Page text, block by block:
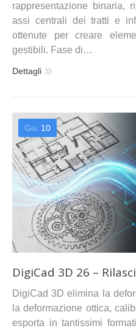
rappresentazione binaria,
assi centrali dei tratti e
ottenute per creare
gestibili. Fase di…
Dettagli
Giu 10
DigiCad 3D 26 –
DigiCad 3D elimina la
la deformazione ottica,
esporta in tantissimi